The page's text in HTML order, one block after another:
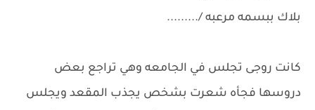
بلاك ببسمه مرعبه /.........
كانت روجى تجلس في الجامعه وهي تراجع بعض
دروسها فجأه شعرت بشخص يجذب المقعد ويجلس